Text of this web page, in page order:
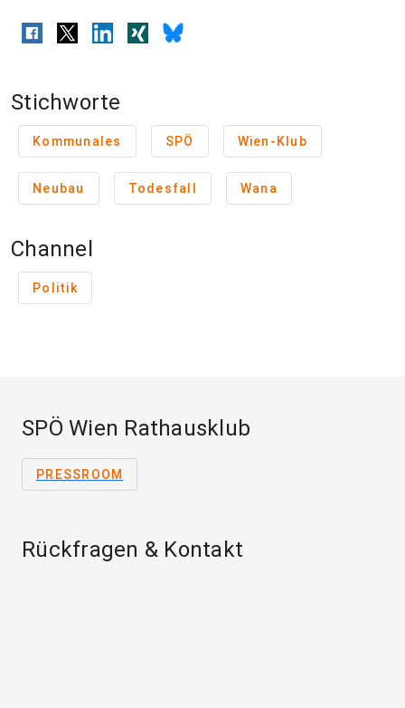
Stichworte
Kommunales SPÖ Wien-Klub
Neubau Todesfall Wana
Channel
Politik
SPÖ Wien Rathausklub
PRESSROOM
Rückfragen & Kontakt